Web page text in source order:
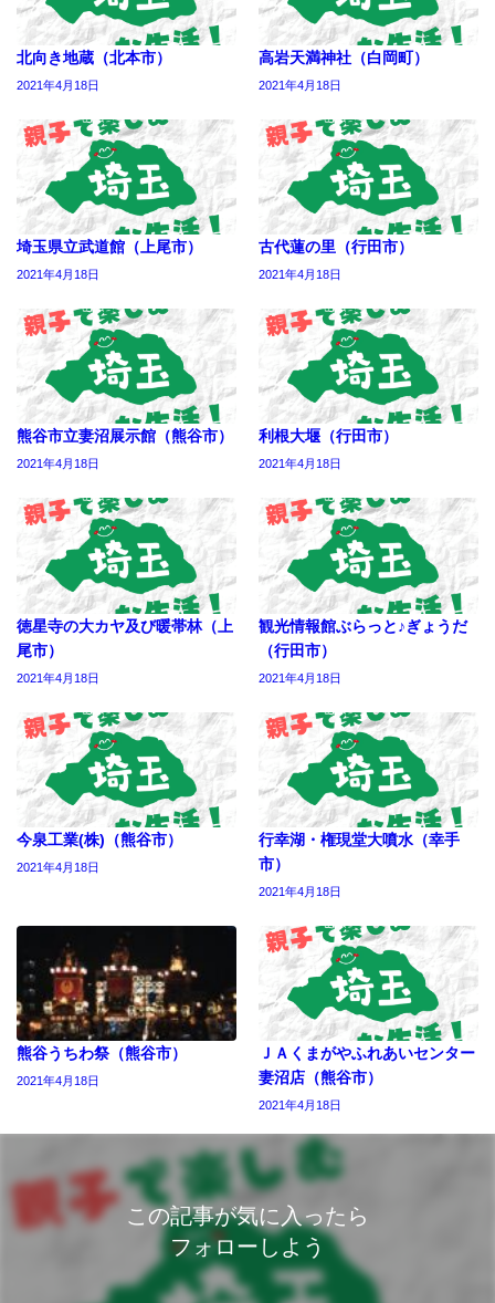
北向き地蔵（北本市）
2021年4月18日
高岩天満神社（白岡町）
2021年4月18日
埼玉県立武道館（上尾市）
2021年4月18日
古代蓮の里（行田市）
2021年4月18日
熊谷市立妻沼展示館（熊谷市）
2021年4月18日
利根大堰（行田市）
2021年4月18日
徳星寺の大カヤ及び暖帯林（上
尾市）
2021年4月18日
観光情報館ぶらっと♪ぎょうだ
（行田市）
2021年4月18日
今泉工業(株)（熊谷市）
2021年4月18日
行幸湖・権現堂大噴水（幸手
市）
2021年4月18日
熊谷うちわ祭（熊谷市）
2021年4月18日
ＪＡくまがやふれあいセンター
妻沼店（熊谷市）
2021年4月18日
この記事が気に入ったら
フォローしよう